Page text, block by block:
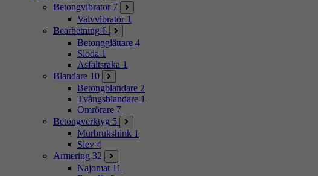
Betongvibrator 7
Valvvibrator 1
Bearbetning 6
Betongglättare 4
Sloda 1
Asfaltsraka 1
Blandare 10
Betongblandare 2
Tvångsblandare 1
Omrörare 7
Betongverktyg 5
Murbrukshink 1
Slev 4
Armering 32
Najomat 11